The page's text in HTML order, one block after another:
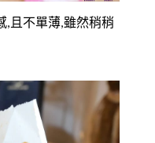
,且不單薄,雖然稍稍